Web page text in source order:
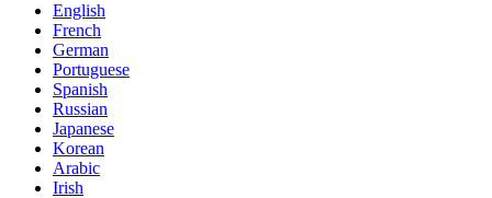
English
French
German
Portuguese
Spanish
Russian
Japanese
Korean
Arabic
Irish